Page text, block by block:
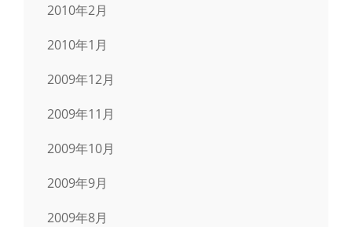
2010年2月
2010年1月
2009年12月
2009年11月
2009年10月
2009年9月
2009年8月